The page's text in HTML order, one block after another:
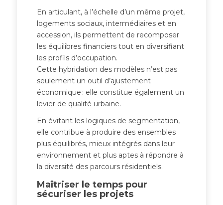
En articulant, à l’échelle d’un même projet,
logements sociaux, intermédiaires et en
accession, ils permettent de recomposer
les équilibres financiers tout en diversifiant
les profils d’occupation.
Cette hybridation des modèles n’est pas
seulement un outil d’ajustement
économique : elle constitue également un
levier de qualité urbaine.
En évitant les logiques de segmentation,
elle contribue à produire des ensembles
plus équilibrés, mieux intégrés dans leur
environnement et plus aptes à répondre à
la diversité des parcours résidentiels.
Maîtriser le temps pour
sécuriser les projets